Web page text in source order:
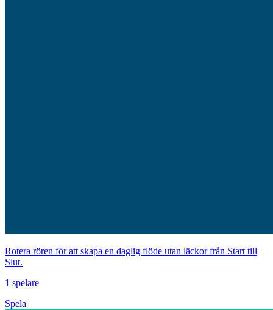
Rotera rören för att skapa en daglig flöde utan läckor från Start till
Slut.
1 spelare
Spela